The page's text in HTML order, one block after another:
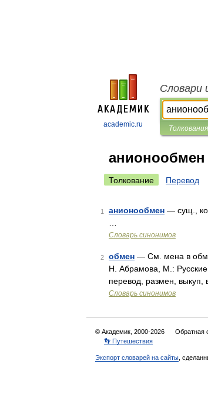
academic.ru
Словари
Толкования
анионообмен
Толкование Перевод
1 анионообмен — сущ.,
Словарь синонимов
2 обмен — См. мена в
Н. Абрамова, М.:
перевод, размен, выкуп,
Словарь синонимов
© Академик, 2000-2026 Обратная
👣 Путешествия
Экспорт словарей на сайты ,